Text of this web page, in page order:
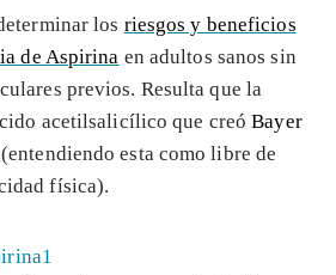
los riesgos y beneficios
de Aspirina en adultos sanos sin
previos. Resulta que la
acetilsalicílico que creóBayer
esta como libre de
física).